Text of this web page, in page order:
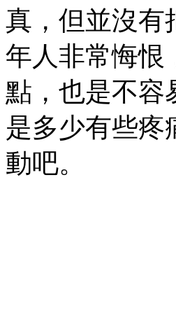
真，但並沒有
年人非常悔恨
點，也是不容
是多少有些疼
動吧。